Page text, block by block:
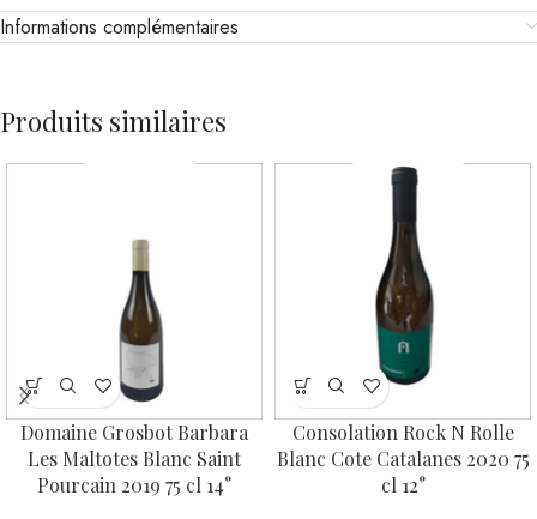
Informations complémentaires
Produits similaires
Domaine Grosbot Barbara
Les Maltotes Blanc Saint
Pourcain 2019 75 cl 14°
Consolation Rock N Rolle
Blanc Cote Catalanes 2020 75
cl 12°